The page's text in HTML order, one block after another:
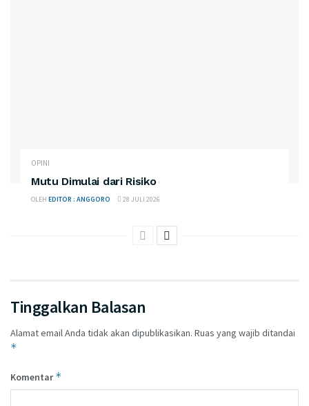
OPINI
Mutu Dimulai dari Risiko
OLEH EDITOR : ANGGORO 28 JULI 2026
Tinggalkan Balasan
Alamat email Anda tidak akan dipublikasikan. Ruas yang wajib ditandai
*
Komentar*